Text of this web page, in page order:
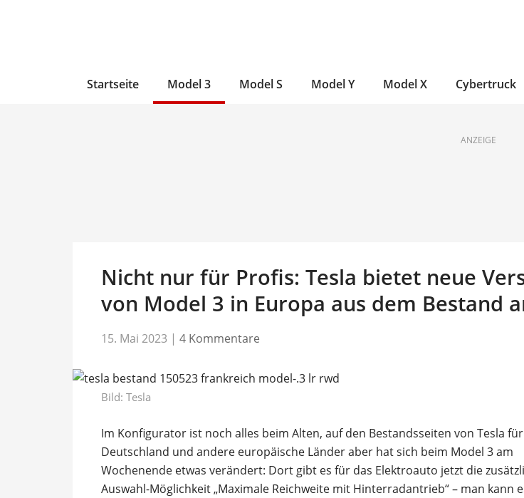
Startseite Model 3 Model S Model Y Model X Cybertruck
ANZEIGE
Nicht nur für Profis: Tesla bietet neue
von Model 3 in Europa aus dem Bestand
15. Mai 2023 | 4 Kommentare
Bild: Tesla
Im Konfigurator ist noch alles beim Alten, auf den Bestandsseiten von Tesla für
Deutschland und andere europäische Länder aber hat sich beim Model 3 am
Wochenende etwas verändert: Dort gibt es für das Elektroauto jetzt die
Auswahl-Möglichkeit „Maximale Reichweite mit Hinterradantrieb“ – man kann